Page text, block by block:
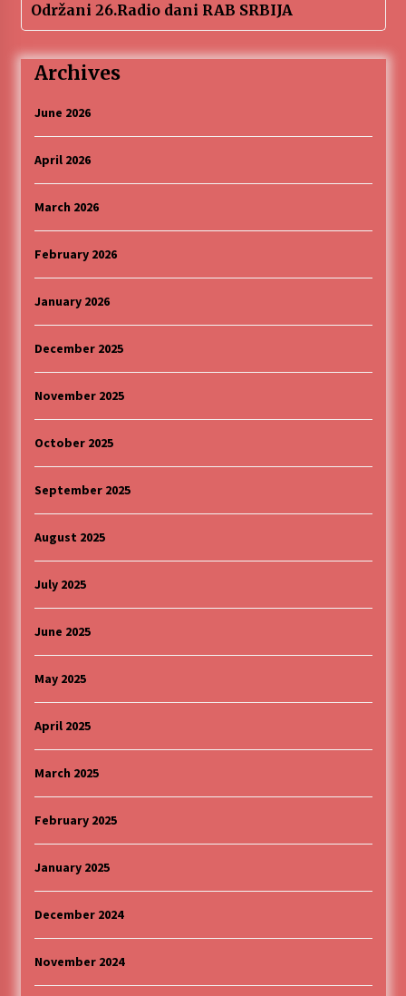
Održani 26.Radio dani RAB SRBIJA
Archives
June 2026
April 2026
March 2026
February 2026
January 2026
December 2025
November 2025
October 2025
September 2025
August 2025
July 2025
June 2025
May 2025
April 2025
March 2025
February 2025
January 2025
December 2024
November 2024